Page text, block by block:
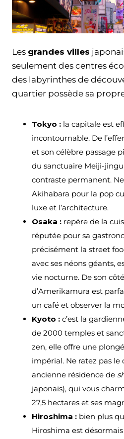
Les grandes villes
seulement des centres
des labyrinthes de
quartier possède sa
Tokyo : la capitale est
incontournable. De
et son célèbre passage
du sanctuaire Meiji-
contraste permanent.
Akihabara pour la pop
luxe et l’architecture.
Osaka : repère de la
réputée pour sa
précisément la street
avec ses néons géants,
vie nocturne. De son
d’Amerikamura est
un café et observer la
Kyoto : c’est la
de 2000 temples et
zen, elle offre une
impérial. Ne ratez pas le
ancienne résidence de
japonais), qui vous
27,5 hectares et ses
Hiroshima : bien plus
Hiroshima est